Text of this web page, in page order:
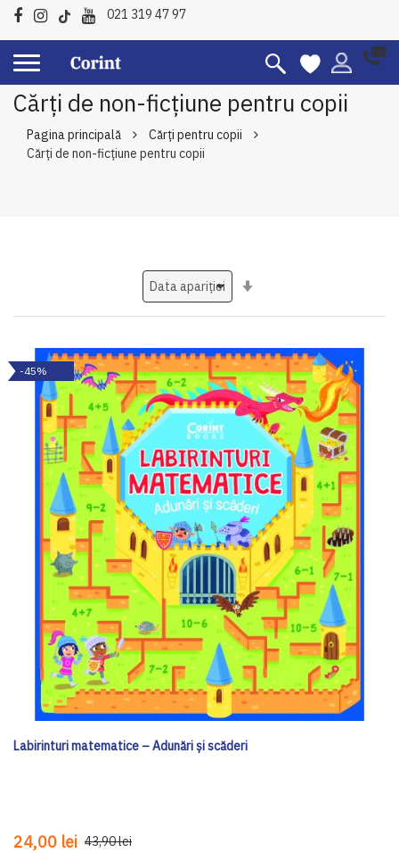
021 319 47 97
Cărți de non-ficțiune pentru copii
Pagina principală
Cărți pentru copii
Cărți de non-ficțiune pentru copii
-45%
Labirinturi matematice – Adunări și scăderi
24,00 lei 43,90 lei